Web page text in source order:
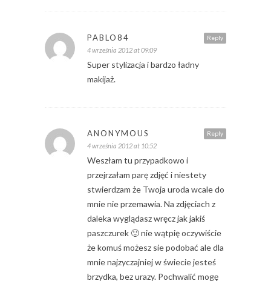
Reply
PABLO84
4 września 2012 at 09:09
Super stylizacja i bardzo ładny
makijaż.
Reply
ANONYMOUS
4 września 2012 at 10:52
Weszłam tu przypadkowo i
przejrzałam parę zdjęć i niestety
stwierdzam że Twoja uroda wcale do
mnie nie przemawia. Na zdjęciach z
daleka wyglądasz wręcz jak jakiś
paszczurek 🙂 nie wątpię oczywiście
że komuś możesz sie podobać ale dla
mnie najzyczajniej w świecie jesteś
brzydka, bez urazy. Pochwalić mogę